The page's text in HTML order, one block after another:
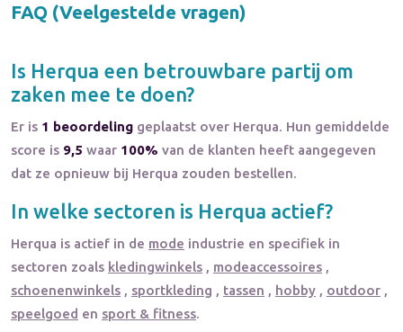
FAQ (Veelgestelde vragen)
Is Herqua een betrouwbare partij om
zaken mee te doen?
Er is 1 beoordeling geplaatst over Herqua. Hun gemiddelde
score is 9,5 waar 100% van de klanten heeft aangegeven
dat ze opnieuw bij Herqua zouden bestellen.
In welke sectoren is Herqua actief?
Herqua is actief in de mode industrie en specifiek in
sectoren zoals kledingwinkels , modeaccessoires ,
schoenenwinkels , sportkleding , tassen , hobby , outdoor ,
speelgoed en sport & fitness.